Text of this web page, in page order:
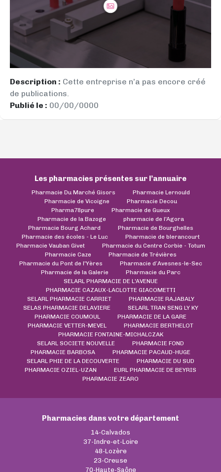
Description : Cette entreprise n’a pas encore créé
de publications.
Publié le : 00/00/0000
Les pharmacies présentes sur l’annuaire
Pharmacie Du Marché Gisors
Pharmacie Lernould
Pharmacie de Vicoigne
Pharmacie Decou
Pharma78pure
Pharmacie de Gueux
Pharmacie de la Bazoge
pharmacie de l'Agora
Pharmacie Bourg Achard
Pharmacie de Bourghelles
Pharmacie des écoles - Le Luc
Pharmacie de blerancourt
Pharmacie Vauban Givet
Pharmacie du Centre Corbie - Totum
Pharmacie Caze
Pharmacie de Trévières
Pharmacie du Pont de l'Yères
Pharmacie d’Avesnes-le-Sec
Pharmacie de la Galerie
Pharmacie du Parc
SELARL PHARMACIE DE L'AVENUE
PHARMACIE CAZAUX-LACLOTTE GIACOMETTI
SELARL PHARMACIE CARRIET
PHARMACIE RAJABALY
SELAS PHARMACIE DELAVIERE
SELARL TRAN SENG LY KY
PHARMACIE COUMOUL
PHARMACIE DE LA GARE
PHARMACIE VETTER-MEVEL
PHARMACIE BERTHELOT
PHARMACIE FONTAINE-MICHALCZAK
SELARL SOCIETE NOUVELLE
PHARMACIE FOND
PHARMACIE BARBOSA
PHARMACIE PACAUD-HUGE
SELARL PHIE DE LA DECOUVERTE
PHARMACIE DU SUD
PHARMACIE OZIEL-UZAN
EURL PHARMACIE DE BEYRIS
PHARMACIE ZEARO
Pharmacies dans votre département
14-Calvados
37-Indre-et-Loire
48-Lozère
23-Creuse
70-Haute-Saône